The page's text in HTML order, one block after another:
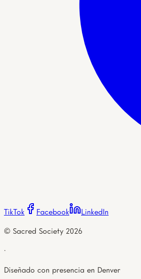
TikTok Facebook
LinkedIn
© Sacred Society 2026
·
Diseñado con presencia en Denver